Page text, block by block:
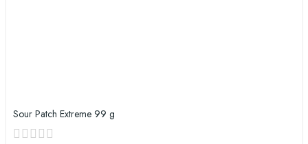
Sour Patch Extreme 99 g